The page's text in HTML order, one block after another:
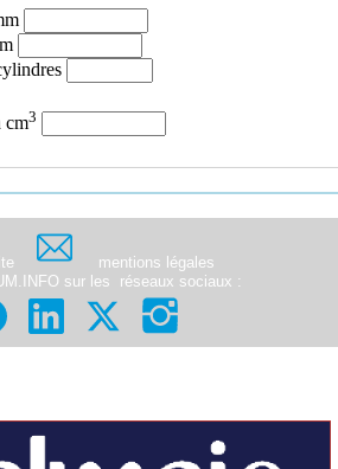
cm3
mentions légales
sur les
réseaux sociaux :